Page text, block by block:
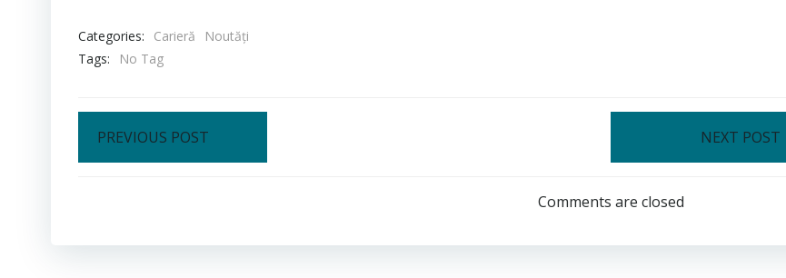
Categories: Carieră
Noutăți
Tags:
No Tag
Post
navigation
PREVIOUS POST
navigation
NEXT POST
Comments are closed